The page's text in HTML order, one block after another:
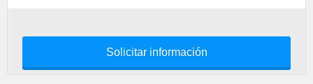
Solicitar información